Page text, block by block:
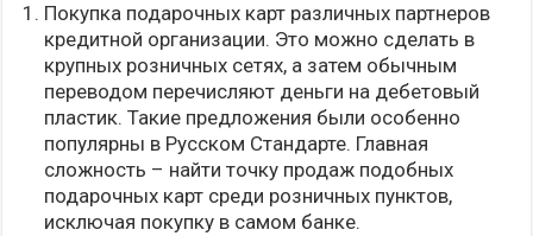
Покупка подарочных карт различных партнеров
кредитной организации. Это можно сделать в
крупных розничных сетях, а затем обычным
переводом перечисляют деньги на дебетовый
пластик. Такие предложения были особенно
популярны в Русском Стандарте. Главная
сложность – найти точку продаж подобных
подарочных карт среди розничных пунктов,
исключая покупку в самом банке.